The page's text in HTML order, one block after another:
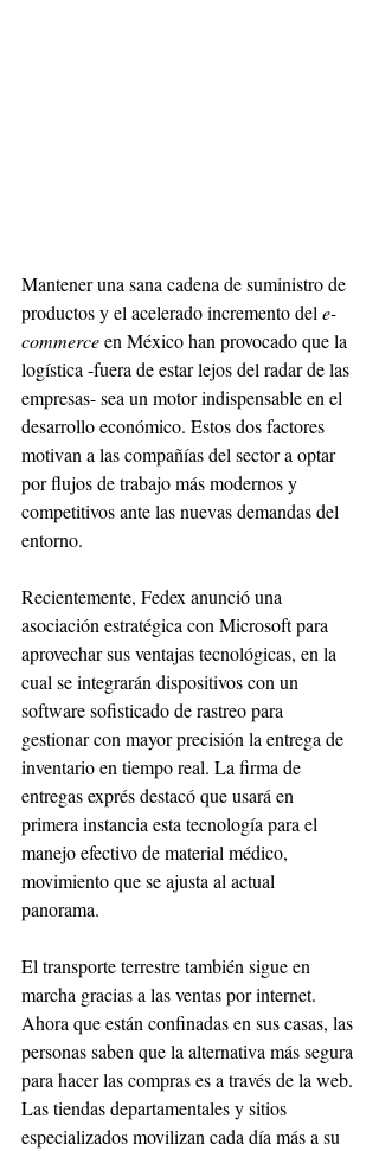
Mantener una sana cadena de suministro de
productos y el acelerado incremento del e-
commerce en México han provocado que la
logística -fuera de estar lejos del radar de las
empresas- sea un motor indispensable en el
desarrollo económico. Estos dos factores
motivan a las compañías del sector a optar
por flujos de trabajo más modernos y
competitivos ante las nuevas demandas del
entorno.
Recientemente, Fedex anunció una
asociación estratégica con Microsoft para
aprovechar sus ventajas tecnológicas, en la
cual se integrarán dispositivos con un
software sofisticado de rastreo para
gestionar con mayor precisión la entrega de
inventario en tiempo real. La firma de
entregas exprés destacó que usará en
primera instancia esta tecnología para el
manejo efectivo de material médico,
movimiento que se ajusta al actual
panorama.
El transporte terrestre también sigue en
marcha gracias a las ventas por internet.
Ahora que están confinadas en sus casas, las
personas saben que la alternativa más segura
para hacer las compras es a través de la web.
Las tiendas departamentales y sitios
especializados movilizan cada día más a su